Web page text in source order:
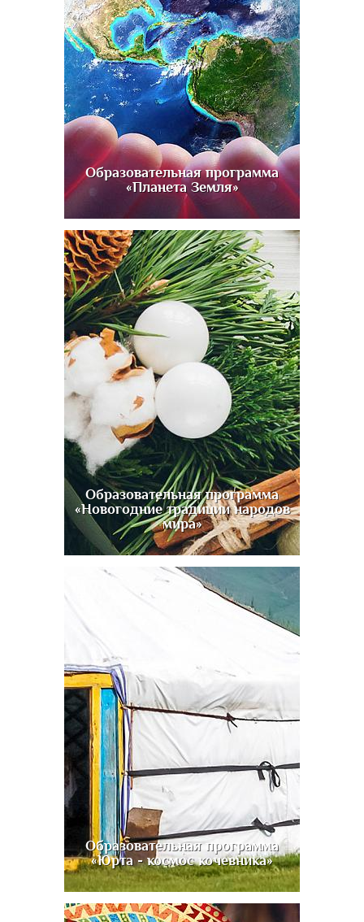
Образовательная программа
«Планета Земля»
Образовательная программа
«Новогодние традиции народов
мира»
Образовательная программа
«Юрта - космос кочевника»